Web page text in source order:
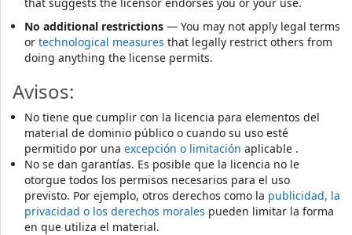
No additional restrictions — You may not apply legal terms
or technological measures that legally restrict others from
doing anything the license permits.
Avisos:
No tiene que cumplir con la licencia para elementos del
material de dominio público o cuando su uso esté
permitido por una excepción o limitación aplicable .
No se dan garantías. Es posible que la licencia no le
otorgue todos los permisos necesarios para el uso
previsto. Por ejemplo, otros derechos como la publicidad, la
privacidad o los derechos morales pueden limitar la forma
en que utiliza el material.